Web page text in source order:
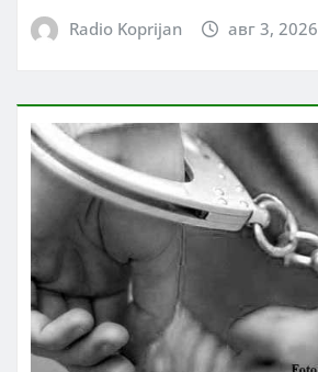
Radio Koprijan авг 3, 2026